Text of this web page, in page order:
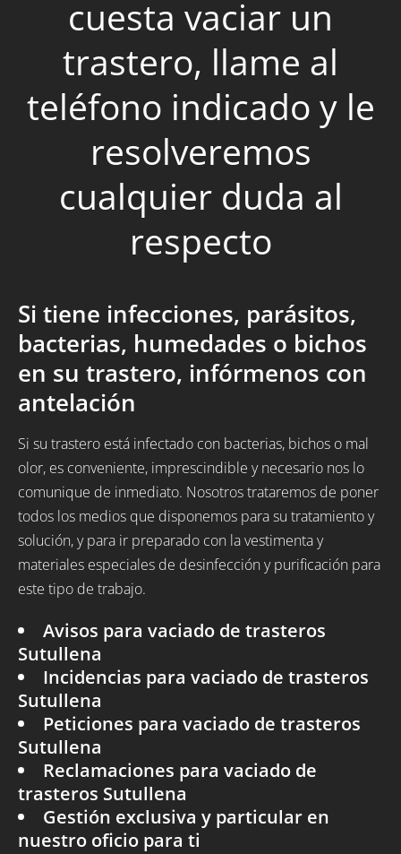
cuesta vaciar un
trastero, llame al
teléfono indicado y le
resolveremos
cualquier duda al
respecto
Si tiene infecciones, parásitos,
bacterias, humedades o bichos
en su trastero, infórmenos con
antelación
Si su trastero está infectado con bacterias, bichos o mal
olor, es conveniente, imprescindible y necesario nos lo
comunique de inmediato. Nosotros trataremos de poner
todos los medios que disponemos para su tratamiento y
solución, y para ir preparado con la vestimenta y
materiales especiales de desinfección y purificación para
este tipo de trabajo.
Avisos para vaciado de trasteros
Sutullena
Incidencias para vaciado de trasteros
Sutullena
Peticiones para vaciado de trasteros
Sutullena
Reclamaciones para vaciado de
trasteros Sutullena
Gestión exclusiva y particular en
nuestro oficio para ti